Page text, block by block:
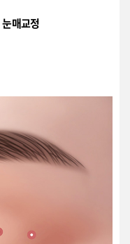
눈매교정